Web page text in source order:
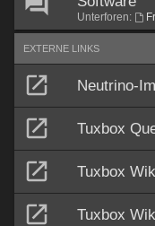
Unterforen:
EXTERNE LINKS
Neutrino-
Tuxbox
Tuxbox
Tuxbox